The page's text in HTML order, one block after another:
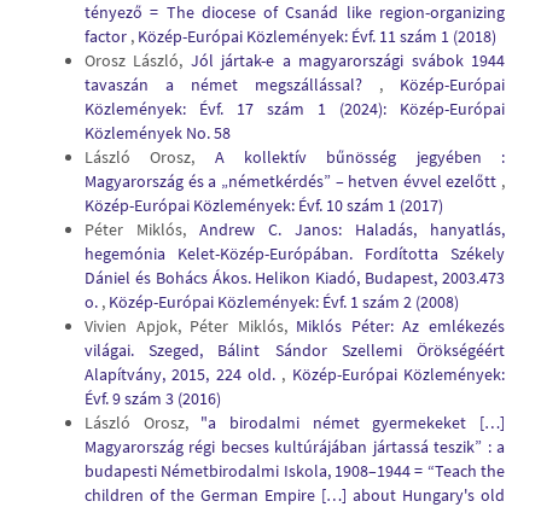
tényező = The diocese of Csanád like region-organizing
factor , Közép-Európai Közlemények: Évf. 11 szám 1 (2018)
Orosz László, Jól jártak-e a magyarországi svábok 1944
tavaszán a német megszállással? , Közép-Európai
Közlemények: Évf. 17 szám 1 (2024): Közép-Európai
Közlemények No. 58
László Orosz, A kollektív bűnösség jegyében :
Magyarország és a „németkérdés” – hetven évvel ezelőtt ,
Közép-Európai Közlemények: Évf. 10 szám 1 (2017)
Péter Miklós, Andrew C. Janos: Haladás, hanyatlás,
hegemónia Kelet-Közép-Európában. Fordította Székely
Dániel és Bohács Ákos. Helikon Kiadó, Budapest, 2003.473
o. , Közép-Európai Közlemények: Évf. 1 szám 2 (2008)
Vivien Apjok, Péter Miklós, Miklós Péter: Az emlékezés
világai. Szeged, Bálint Sándor Szellemi Örökségéért
Alapítvány, 2015, 224 old. , Közép-Európai Közlemények:
Évf. 9 szám 3 (2016)
László Orosz, "a birodalmi német gyermekeket […]
Magyarország régi becses kultúrájában jártassá teszik” : a
budapesti Németbirodalmi Iskola, 1908–1944 = “Teach the
children of the German Empire […] about Hungary's old